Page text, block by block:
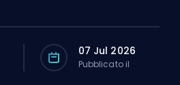
07 Jul 2026
Pubblicato il